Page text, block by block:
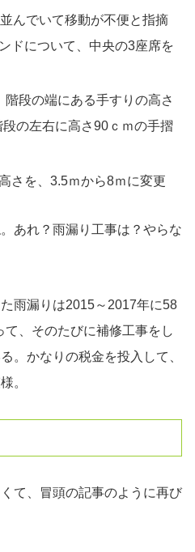
んでいて移動が不便と指摘
ドについて、中央の3座席を
段の端にある手すりの高さ
の左右に高さ90ｃｍの手摺
さを、3.5ｍから8ｍに変更
あれ？雨漏り工事は？やらな
雨漏りは2015～2017年に58
、そのたびに補修工事をし
。かなりの税金を投入して、
。
て、冒頭の記事のように再び